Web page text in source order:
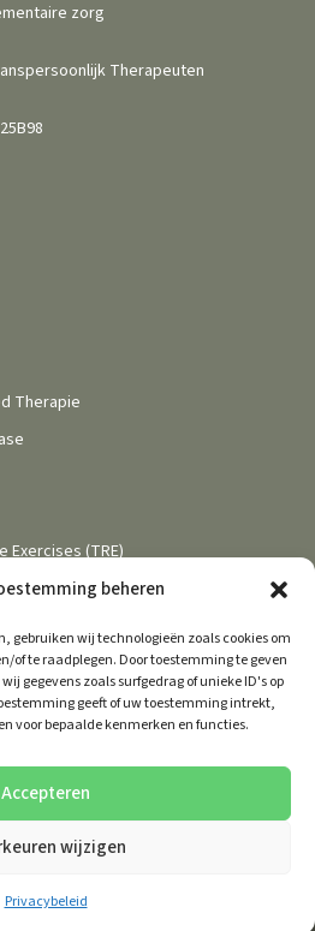
beheren
gebruiken wij technologieën zoals cookies om
of te raadplegen. Door toestemming te geven
gegevens zoals surfgedrag of unieke ID's op
geeft of uw toestemming intrekt,
voor bepaalde kenmerken en functies.
Accepteren
wijzigen
Privacybeleid
zorg
Therapeuten
Therapie
Exercises (TRE)
Privacybeleid
Links
Cookies
Bloom